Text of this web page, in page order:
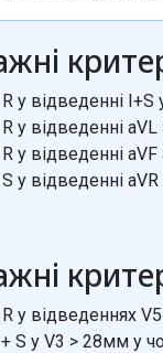
у відведенні
у відведенні
у відведенні
у відведенні
у відведеннях
+ S у V3 > 28мм у